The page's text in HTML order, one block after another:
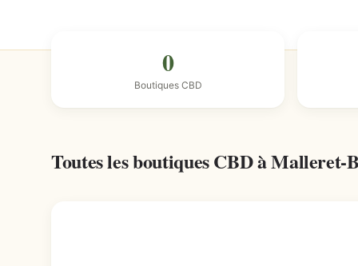
0
Boutiques CBD
Toutes les boutiques CBD à Malleret-